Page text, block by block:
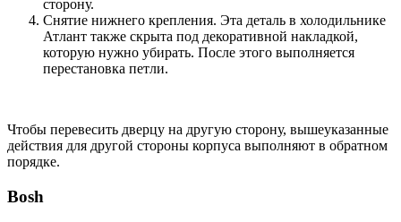
сторону.
Снятие нижнего крепления. Эта деталь в холодильнике
Атлант также скрыта под декоративной накладкой,
которую нужно убирать. После этого выполняется
перестановка петли.
Чтобы перевесить дверцу на другую сторону, вышеуказанные
действия для другой стороны корпуса выполняют в обратном
порядке.
Bosh